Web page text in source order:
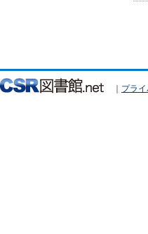
｜ プラ